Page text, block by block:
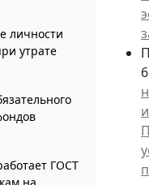
личности
утрате
ГОСТ